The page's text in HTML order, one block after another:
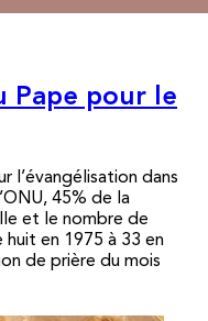
Pape pour le
l’évangélisation dans
45% de la
et le nombre de
en 1975 à 33 en
de prière du mois